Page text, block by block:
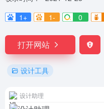
1+
1- 0
打开网站
设计工具
设计助理